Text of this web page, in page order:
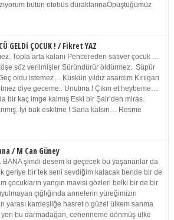
bütün otobüs duraklarınaÖpüştüğümüz
GELDİ ÇOCUK ! / Fikret YAZ
Topla arta kalanı Pencereden satıver çocuk …
söz verilmişler Süründürür öldürmez. Süpür
oldu istemez… Küskün yıldız asardım Kırılgan
diye geceme.. Unutma ! Çıkın et heybeme…
bir kaç imge kalmış Eski bir Şair’den miras.
İyi bak eskitme ! Sana kalsın… Resme
/ M Can Güney
BANA şimdi desem ki geçecek bu yaşananlar da
geriye bir tek seni sevdiğim kalacak bende bir de
çocukların yangın mavisi gözleri belki bir de bir
çığlığında annelerin yüreğimizin
yarası kardeşliğe hasret o güzel ülkem sanma
yeri bu darmadağan, cehenneme dönmüş ülke